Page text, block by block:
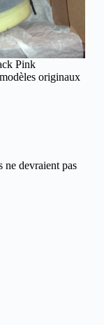
Pink
originaux
devraient pas